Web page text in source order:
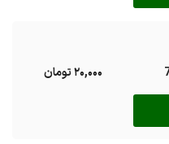
20,000 تومان